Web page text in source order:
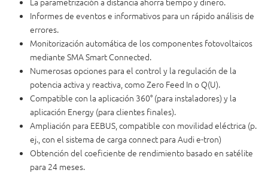
Informes de eventos e informativos para un rápido análisis de
errores.
Monitorización automática de los componentes fotovoltaicos
mediante SMA Smart Connected.
Numerosas opciones para el control y la regulación de la
potencia activa y reactiva, como Zero Feed In o Q(U).
Compatible con la aplicación 360° (para instaladores) y la
aplicación Energy (para clientes finales).
Ampliación para EEBUS, compatible con movilidad eléctrica (p.
ej., con el sistema de carga connect para Audi e-tron)
Obtención del coeficiente de rendimiento basado en satélite
para 24 meses.